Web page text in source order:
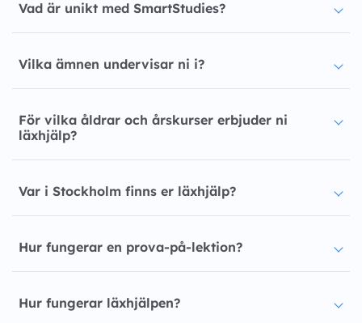
Vad är unikt med SmartStudies?
Vilka ämnen undervisar ni i?
För vilka åldrar och årskurser erbjuder ni
läxhjälp?
Var i Stockholm finns er läxhjälp?
Hur fungerar en prova-på-lektion?
Hur fungerar läxhjälpen?